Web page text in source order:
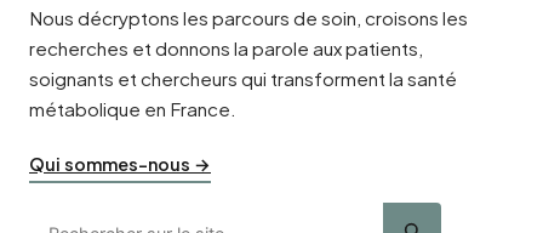
Nous décryptons les parcours de soin, croisons les
recherches et donnons la parole aux patients,
soignants et chercheurs qui transforment la santé
métabolique en France.
Qui sommes-nous →